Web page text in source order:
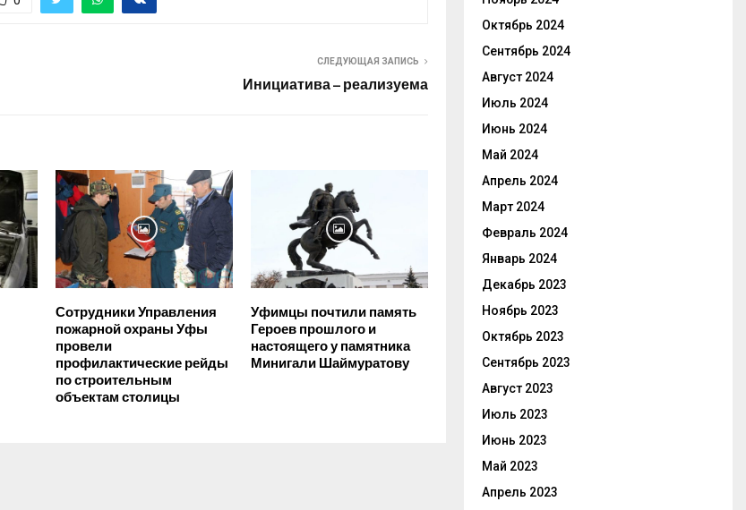
СЛЕДУЮЩАЯ ЗАПИСЬ
Инициатива – реализуема
Сотрудники Управления
пожарной охраны Уфы
провели
профилактические рейды
по строительным
объектам столицы
Уфимцы почтили память
Героев прошлого и
настоящего у памятника
Минигали Шаймуратову
Октябрь 2024
Сентябрь 2024
Август 2024
Июль 2024
Июнь 2024
Май 2024
Апрель 2024
Март 2024
Февраль 2024
Январь 2024
Декабрь 2023
Ноябрь 2023
Октябрь 2023
Сентябрь 2023
Август 2023
Июль 2023
Июнь 2023
Май 2023
Апрель 2023